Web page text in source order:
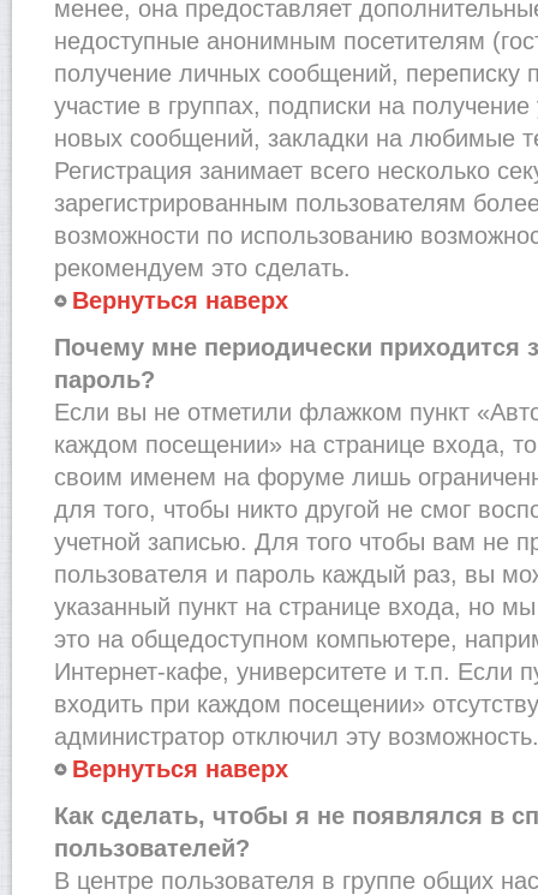
менее, она предоставляет
недоступные анонимным посетителям
получение личных сообщений, переписку
участие в группах, подписки на
новых сообщений, закладки на любимые
Регистрация занимает всего несколько
зарегистрированным пользователям
возможности по использованию
рекомендуем это сделать.
Вернуться наверх
Почему мне периодически приходится
пароль?
Если вы не отметили флажком пункт
каждом посещении» на странице входа,
своим именем на форуме лишь
для того, чтобы никто другой не смог
учетной записью. Для того чтобы вам не
пользователя и пароль каждый раз, вы
указанный пункт на странице входа, но
это на общедоступном компьютере,
Интернет-кафе, университете и т.п. Если
входить при каждом посещении»
администратор отключил эту возможность.
Вернуться наверх
Как сделать, чтобы я не появлялся в
пользователей?
В центре пользователя в группе общих